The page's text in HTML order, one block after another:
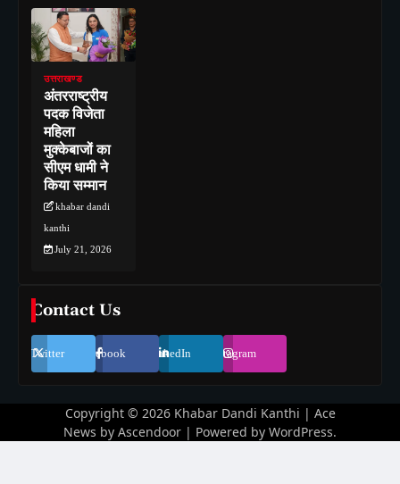
उत्तराखण्ड
अंतरराष्ट्रीय
पदक विजेता
महिला
मुक्केबाजों का
सीएम धामी ने
किया सम्मान
khabar dandi
kanthi
July 21, 2026
Contact Us
Twitter Facebook LinkedIn Instagram
Copyright © 2026 Khabar Dandi Kanthi | Ace
News by Ascendoor | Powered by WordPress.